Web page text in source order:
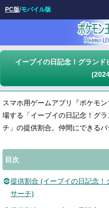
イーブイの日記念！グラン
スマホ用ゲームアプリ『ポケモ
場する「イーブイの日記念！グ
チ」の提供割合。仲間にできるバ
目次
提供割合 (イーブイの日記念
サーチ)
PC版/モバイル版